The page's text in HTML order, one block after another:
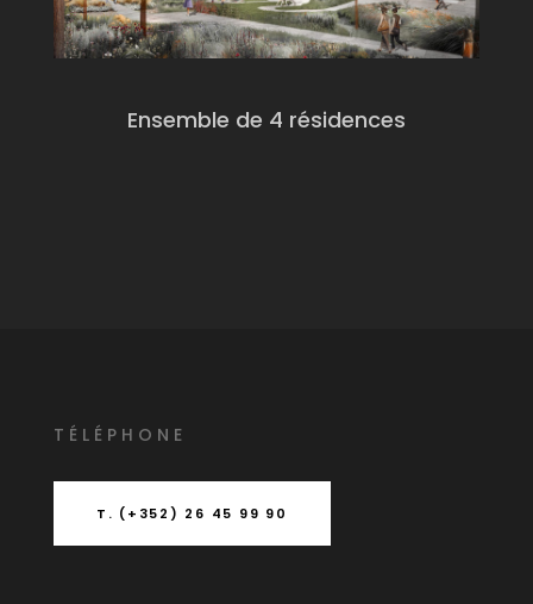
Ensemble de 4 résidences
T É L É PHONE
T. (+352) 26 45 99 90